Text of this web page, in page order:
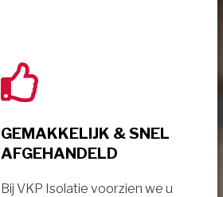
GEMAKKELIJK & SNEL
AFGEHANDELD
Bij VKP Isolatie voorzien we u